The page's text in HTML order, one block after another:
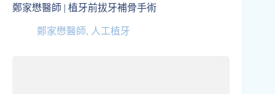
鄭家懋醫師 | 植牙前拔牙補骨手術
鄭家懋醫師, 人工植牙